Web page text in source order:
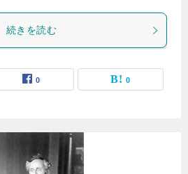
続きを読む
0 0